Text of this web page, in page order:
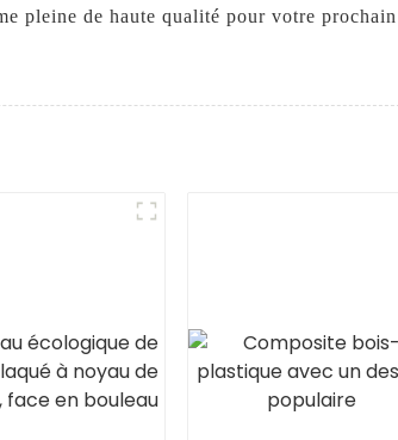
pleine de haute qualité pour votre prochain